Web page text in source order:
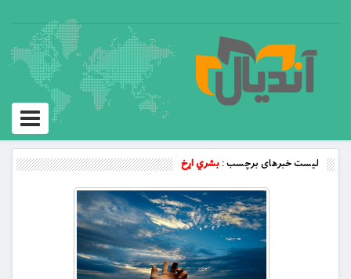
Toggle
لیست خبرهای برچسب :بشري اړخ